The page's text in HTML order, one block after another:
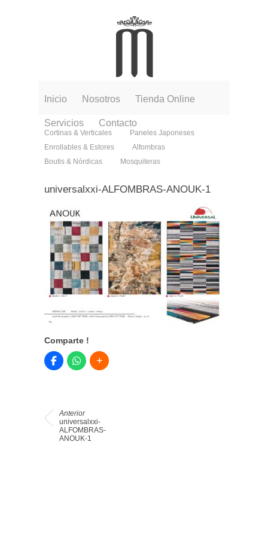
Inicio Nosotros Tienda Online
Servicios Contacto
Cortinas & Verticales
Paneles Japoneses
Enrollables & Estores
Alfombras
Boutis & Nórdicas
Mosquiteras
universalxxi-ALFOMBRAS-ANOUK-1
Comparte !
Anterior
universalxxi-
ALFOMBRAS-
ANOUK-1